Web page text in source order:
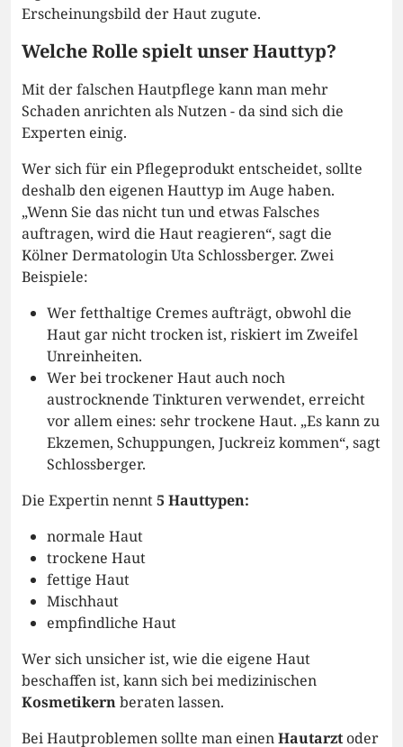
Erscheinungsbild der Haut zugute.
Welche Rolle spielt unser Hauttyp?
Mit der falschen Hautpflege kann man mehr
Schaden anrichten als Nutzen - da sind sich die
Experten einig.
Wer sich für ein Pflegeprodukt entscheidet, sollte
deshalb den eigenen Hauttyp im Auge haben.
„Wenn Sie das nicht tun und etwas Falsches
auftragen, wird die Haut reagieren“, sagt die
Kölner Dermatologin Uta Schlossberger. Zwei
Beispiele:
Wer fetthaltige Cremes aufträgt, obwohl die
Haut gar nicht trocken ist, riskiert im Zweifel
Unreinheiten.
Wer bei trockener Haut auch noch
austrocknende Tinkturen verwendet, erreicht
vor allem eines: sehr trockene Haut. „Es kann zu
Ekzemen, Schuppungen, Juckreiz kommen“, sagt
Schlossberger.
Die Expertin nennt5 Hauttypen:
normale Haut
trockene Haut
fettige Haut
Mischhaut
empfindliche Haut
Wer sich unsicher ist, wie die eigene Haut
beschaffen ist, kann sich bei medizinischen
Kosmetikernberaten lassen.
Bei Hautproblemen sollte man einenHautarztoder